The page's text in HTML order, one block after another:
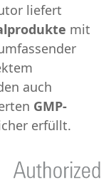
liefert
mit
auch
GMP-
erfüllt.